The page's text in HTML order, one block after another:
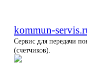
kommun-
Сервис для передачи
(счетчиков).